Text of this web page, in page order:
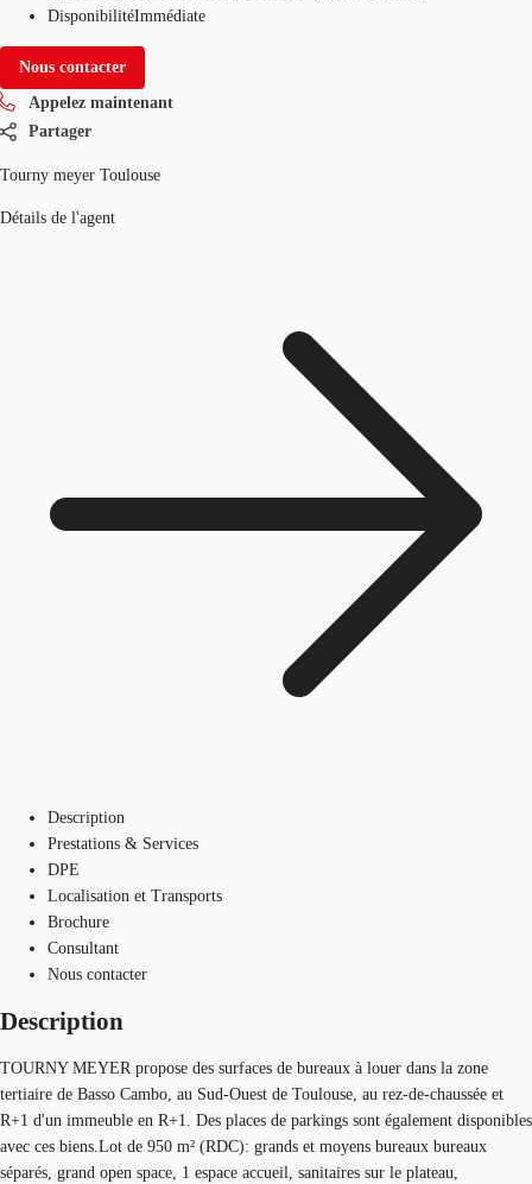
DisponibilitéImmédiate
Nous contacter
Appelez maintenant
Partager
Tourny meyer Toulouse
Détails de l'agent
Description
Prestations & Services
DPE
Localisation et Transports
Brochure
Consultant
Nous contacter
Description
TOURNY MEYER propose des surfaces de bureaux à louer dans la zone
tertiaire de Basso Cambo, au Sud-Ouest de Toulouse, au rez-de-chaussée et
R+1 d'un immeuble en R+1. Des places de parkings sont également disponibles
avec ces biens.Lot de 950 m² (RDC): grands et moyens bureaux bureaux
séparés, grand open space, 1 espace accueil, sanitaires sur le plateau,